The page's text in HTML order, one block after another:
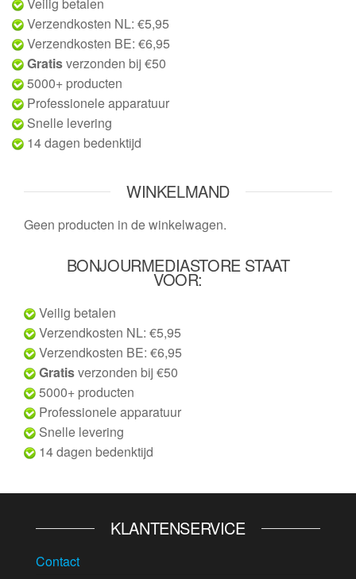
Verzendkosten NL: €5,95
Verzendkosten BE: €6,95
Gratisverzonden bij €50
5000+ producten
Professionele apparatuur
Snelle levering
14 dagen bedenktijd
WINKELMAND
Geen producten in de winkelwagen.
BONJOURMEDIASTORE STAAT
VOOR:
Veilig betalen
Verzendkosten NL: €5,95
Verzendkosten BE: €6,95
Gratisverzonden bij €50
5000+ producten
Professionele apparatuur
Snelle levering
14 dagen bedenktijd
KLANTENSERVICE
Contact